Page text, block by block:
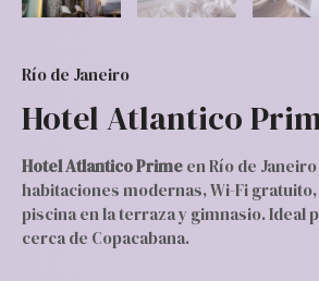
Río de Janeiro
Hotel Atlantico
Hotel Atlantico Primeen Río de
habitaciones modernas, Wi-Fi
piscina en la terraza y gimnasio. Ideal
cerca de Copacabana.